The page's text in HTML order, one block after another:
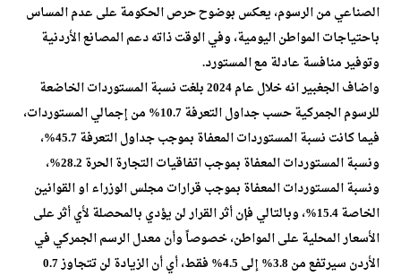
الصناعي من الرسوم، يعكس بوضوح حرص الحكومة على عدم المساس
باحتياجات المواطن اليومية، وفي الوقت ذاته دعم المصانع الأردنية
وتوفير منافسة عادلة مع المستورد.
واضاف الجغبير انه خلال عام 2024 بلغت نسبة المستوردات الخاضعة
للرسوم الجمركية حسب جداول التعرفة 10.7% من إجمالي المستوردات،
فيما كانت نسبة المستوردات المعفاة بموجب جداول التعرفة 45.7%،
ونسبة المستوردات المعفاة بموجب اتفاقيات التجارة الحرة 28.2%،
ونسبة المستوردات المعفاة بموجب قرارات مجلس الوزراء او القوانين
الخاصة 15.4%، وبالتالي فإن أثر القرار لن يؤدي بالمحصلة لأي أثر على
الأسعار المحلية على المواطن، خصوصاً وأن معدل الرسم الجمركي في
الأردن سيرتفع من 3.8% إلى 4.5% فقط، أي أن الزيادة لن تتجاوز 0.7